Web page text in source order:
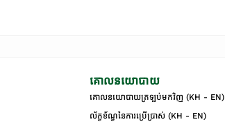
គោលនយោបាយ
គោលនយោបាយត្រឡប់មកវិញ (KH - EN)
ល័ក្ខខ័ណ្ឌនៃការប្រើប្រាស់ (KH - EN)